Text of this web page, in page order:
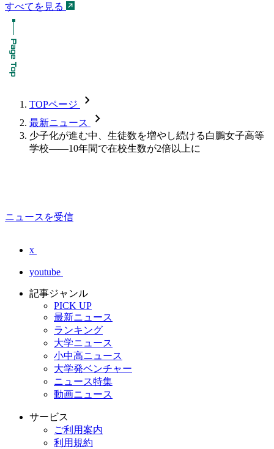
すべてを見る
TOPページ chevron_forward
最新ニュース chevron_forward
少子化が進む中、生徒数を増やし続ける白鵬女子高等
学校――10年間で在校生数が2倍以上に
ニュースを受信
x
youtube
記事ジャンル
PICK UP
最新ニュース
ランキング
大学ニュース
小中高ニュース
大学発ベンチャー
ニュース特集
動画ニュース
サービス
ご利用案内
利用規約